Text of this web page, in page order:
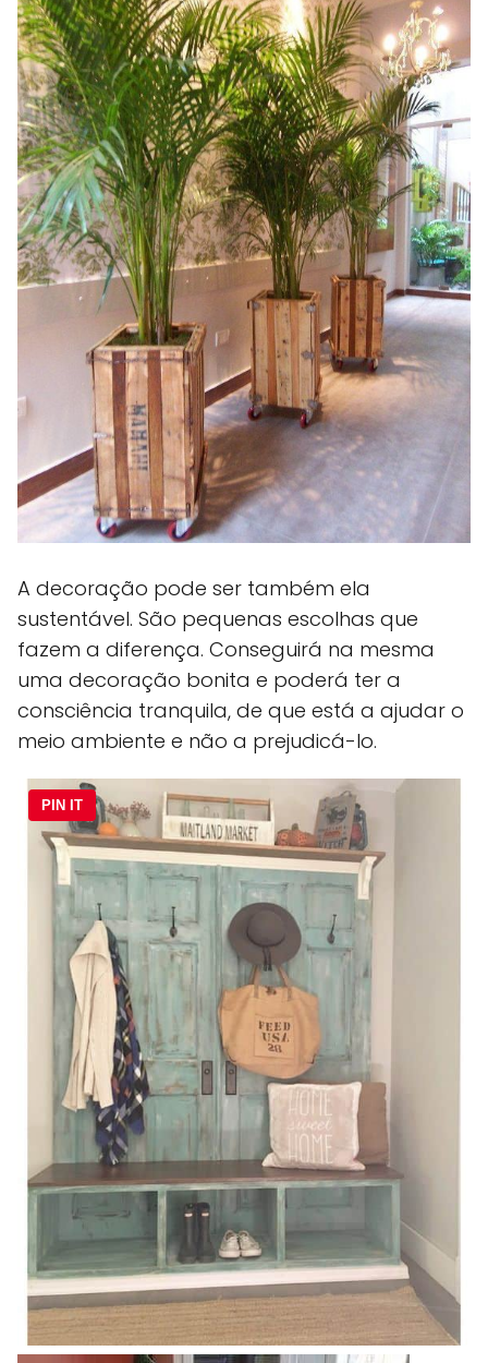
A decoração pode ser também ela
sustentável. São pequenas escolhas que
fazem a diferença. Conseguirá na mesma
uma decoração bonita e poderá ter a
consciência tranquila, de que está a ajudar o
meio ambiente e não a prejudicá-lo.
PIN IT